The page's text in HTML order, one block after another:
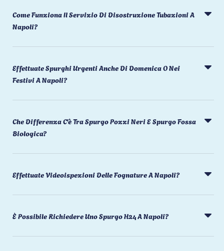
Come Funziona Il Servizio Di Disostruzione Tubazioni A
Napoli?
Effettuate Spurghi Urgenti Anche Di Domenica O Nei
Festivi A Napoli?
Che Differenza C'è Tra Spurgo Pozzi Neri E Spurgo Fossa
Biologica?
Effettuate Videoispezioni Delle Fognature A Napoli?
È Possibile Richiedere Uno Spurgo H24 A Napoli?